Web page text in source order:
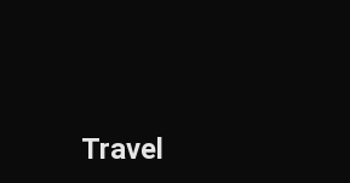
Travel